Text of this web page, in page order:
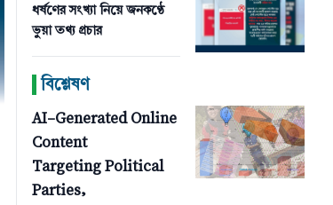
ধর্ষণের সংখ্যা নিয়ে জনকণ্ঠে
ভুয়া তথ্য প্রচার
বিশ্লেষণ
AI-Generated Online
Content
Targeting Political
Parties,